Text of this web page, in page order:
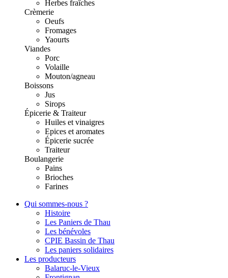
Herbes fraîches
Crèmerie
Oeufs
Fromages
Yaourts
Viandes
Porc
Volaille
Mouton/agneau
Boissons
Jus
Sirops
Épicerie & Traiteur
Huiles et vinaigres
Epices et aromates
Épicerie sucrée
Traiteur
Boulangerie
Pains
Brioches
Farines
Qui sommes-nous ?
Histoire
Les Paniers de Thau
Les bénévoles
CPIE Bassin de Thau
Les paniers solidaires
Les producteurs
Balaruc-le-Vieux